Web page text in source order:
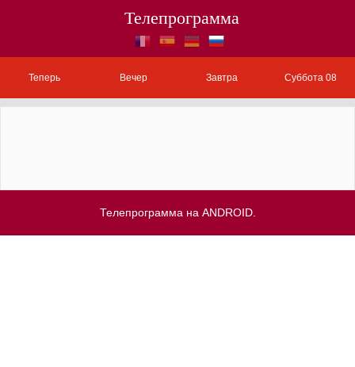
Телепрограмма
Теперь Вечер Завтра Суббота 08
Телепрограмма на ANDROID.